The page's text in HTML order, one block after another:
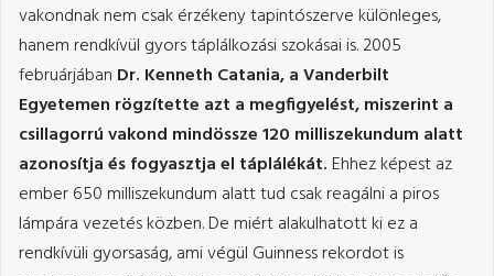
vakondnak nem csak érzékeny tapintószerve különleges,
hanem rendkívül gyors táplálkozási szokásai is. 2005
februárjában Dr. Kenneth Catania, a Vanderbilt
Egyetemen rögzítette azt a megfigyelést, miszerint a
csillagorrú vakond mindössze 120 milliszekundum alatt
azonosítja és fogyasztja el táplálékát.Ehhez képest az
ember 650 milliszekundum alatt tud csak reagálni a piros
lámpára vezetés közben. De miért alakulhatott ki ez a
rendkívüli gyorsaság, ami végül Guinness rekordot is